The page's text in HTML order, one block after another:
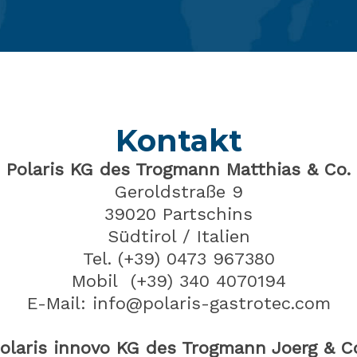
Kontakt
Polaris KG des Trogmann Matthias & Co.
Geroldstraße 9
39020 Partschins
Südtirol / Italien
Tel. (+39) 0473 967380
Mobil (+39) 340 4070194
E-Mail: info@polaris-gastrotec.com
innovo KG des Trogmann Joerg &